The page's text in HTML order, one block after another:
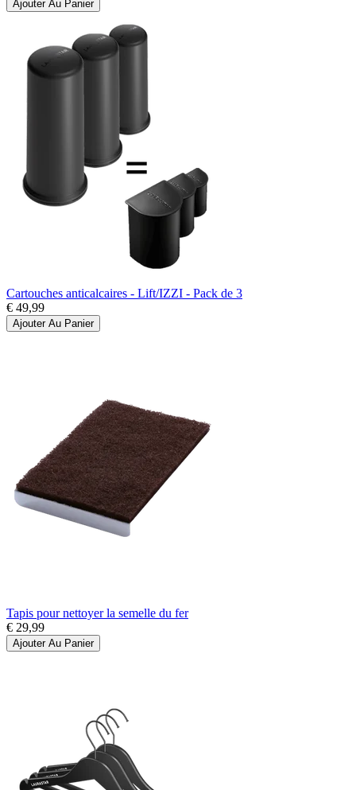
Ajouter Au Panier
Cartouches anticalcaires - Lift/IZZI - Pack de 3
€ 49,99
Ajouter Au Panier
Tapis pour nettoyer la semelle du fer
€ 29,99
Ajouter Au Panier